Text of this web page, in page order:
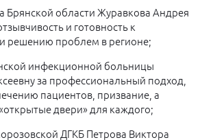
Брянской области Журавкова Андрея
и готовность к
решению проблем в регионе;
инфекционной больницы
за профессиональный подход,
пациентов, призвание, а
двери» для каждого;
ДГКБ Петрова Виктора